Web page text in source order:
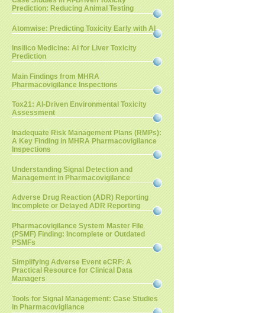
Prediction: Reducing Animal Testing
Atomwise: Predicting Toxicity Early with AI
Insilico Medicine: AI for Liver Toxicity
Prediction
Main Findings from MHRA
Pharmacovigilance Inspections
Tox21: AI-Driven Environmental Toxicity
Assessment
Inadequate Risk Management Plans (RMPs):
A Key Finding in MHRA Pharmacovigilance
Inspections
Understanding Signal Detection and
Management in Pharmacovigilance
Adverse Drug Reaction (ADR) Reporting
Incomplete or Delayed ADR Reporting
Pharmacovigilance System Master File
(PSMF) Finding: Incomplete or Outdated
PSMFs
Simplifying Adverse Event eCRF: A
Practical Resource for Clinical Data
Managers
Tools for Signal Management: Case Studies
in Pharmacovigilance